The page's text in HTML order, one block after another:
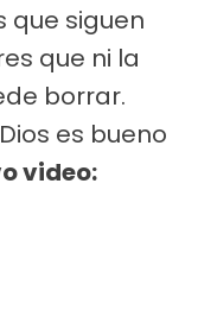
que siguen
que ni la
borrar.
es bueno
video: